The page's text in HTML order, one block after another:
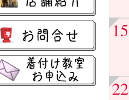
15
22